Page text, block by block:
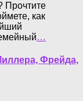
Прочтите
как
…
Фрейда,